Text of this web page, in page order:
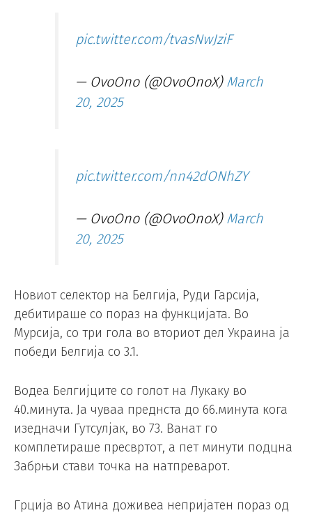
pic.twitter.com/tvasNwJziF
— OvoOno (@OvoOnoX) March
20, 2025
pic.twitter.com/nn42dONhZY
— OvoOno (@OvoOnoX) March
20, 2025
Новиот селектор на Белгија, Руди Гарсија,
дебитираше со пораз на функцијата. Во
Мурсија, со три гола во вториот дел Украина ја
победи Белгија со 3.1.
Водеа Белгијците со голот на Лукаку во
40.минута. Ја чуваа преднста до 66.минута кога
изедначи Гутсулјак, во 73. Ванат го
комплетираше пресвртот, а пет минути подцна
Забрњи стави точка на натпреварот.
Грција во Атина доживеа непријатен пораз од